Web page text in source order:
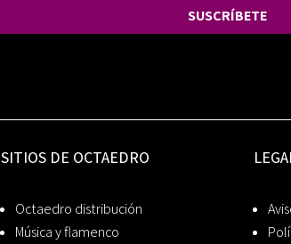
SUSCRÍBETE
SITIOS DE OCTAEDRO
Octaedro distribución
Música y flamenco